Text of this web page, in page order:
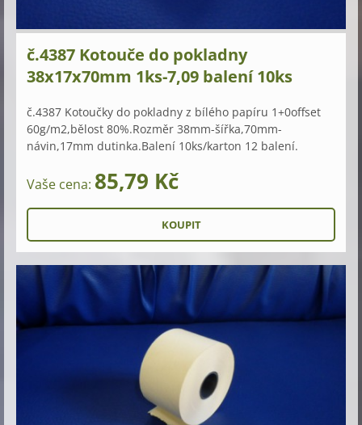
č.4387 Kotouče do pokladny
38x17x70mm 1ks-7,09 balení 10ks
č.4387 Kotoučky do pokladny z bílého papíru 1+0offset
60g/m2,bělost 80%.Rozměr 38mm-šířka,70mm-
návin,17mm dutinka.Balení 10ks/karton 12 balení.
Vaše cena: 85,79 Kč